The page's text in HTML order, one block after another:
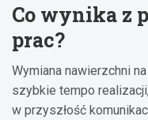
Co wynika z
prac?
Wymiana nawierzchni
szybkie tempo
w przyszłość